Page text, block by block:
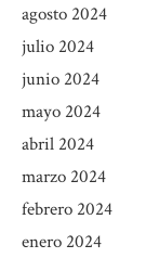
agosto 2024
julio 2024
junio 2024
mayo 2024
abril 2024
marzo 2024
febrero 2024
enero 2024